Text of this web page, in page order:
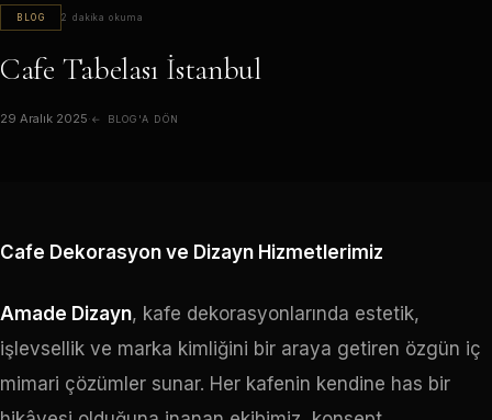
BLOG 2 dakika okuma
Cafe Tabelası İstanbul
29 Aralık 2025·← BLOG'A DÖN
Cafe Dekorasyon ve Dizayn Hizmetlerimiz
Amade Dizayn, kafe dekorasyonlarında estetik,
işlevsellik ve marka kimliğini bir araya getiren özgün iç
mimari çözümler sunar. Her kafenin kendine has bir